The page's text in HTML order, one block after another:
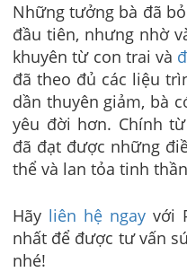
Những tưởng bà đã
đầu tiên, nhưng nhờ
khuyên từ con trai và
đã theo đủ các liệu
dần thuyên giảm, bà
yêu đời hơn. Chính
đã đạt được những
thể và lan tỏa tinh
Hãy liên hệ ngay với
nhất để được tư vấn
nhé!